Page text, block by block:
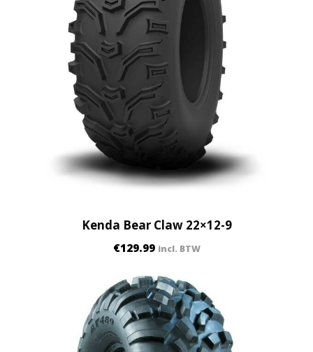
Kenda Bear Claw 22×12-9
€129.99 incl. BTW